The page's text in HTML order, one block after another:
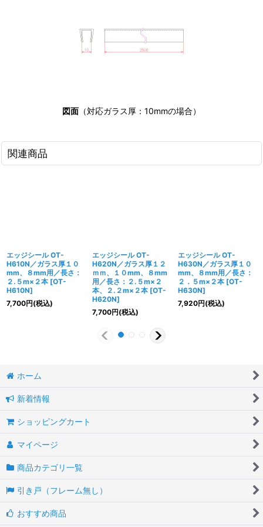
図面 （対応ガラス厚：10mmの場合）
関連商品
エッジシール OT-
H610N／ガラス厚１０
mm、８mm用／長さ：
２.５m×２本 [OT-
H610N]
7,700円(税込)
エッジシール OT-
H620N／ガラス厚１２
ｍｍ、１０mm、８mm
用／長さ：２.５m×２
本、２.２m×２本 [OT-
H620N]
7,700円(税込)
エッジシール OT-
H630N／ガラス厚１０
mm、８mm用／長さ：
２．５m×２本 [OT-
H630N]
7,920円(税込)
ホーム
新着情報
ショッピングカート
マイページ
商品カテゴリ一覧
引き戸（フレーム無し）
おすすめ商品